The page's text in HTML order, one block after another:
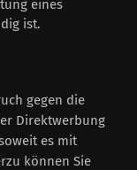
eines
ist.
gegen die
Direktwerbung
es mit
können Sie